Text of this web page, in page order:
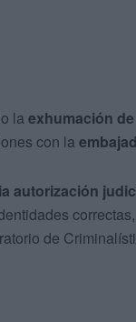
la exhumación
con la
autorización
de